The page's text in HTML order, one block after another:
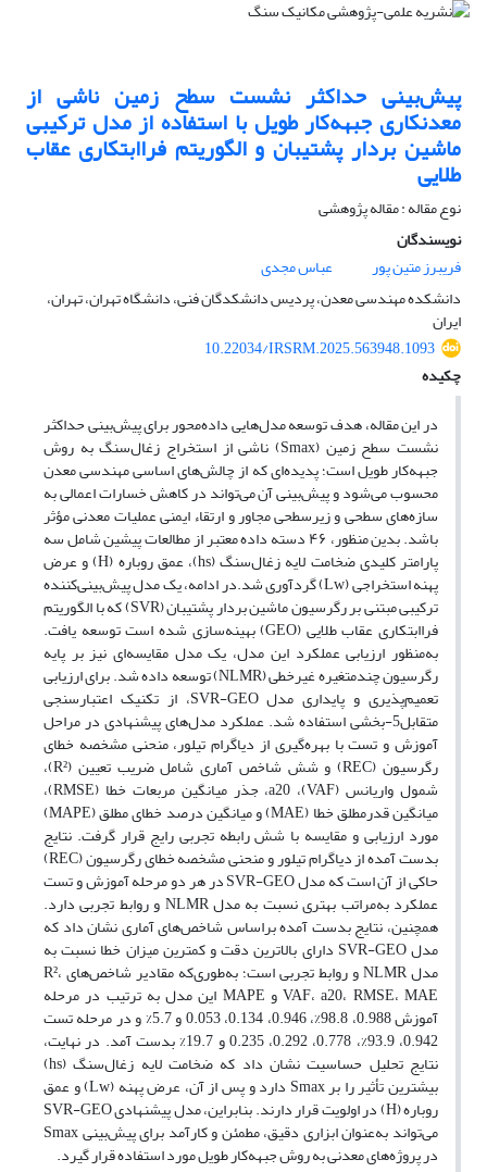
پیش‌بینی حداکثر نشست سطح زمین ناشی از
معدنکاری جبهه‌کار طویل با استفاده از مدل ترکیبی
ماشین بردار پشتیبان و الگوریتم فراابتکاری عقاب
طلایی
نوع مقاله : مقاله پژوهشی
نویسندگان
فریبرز متین پور
عباس مجدی
دانشکده مهندسی معدن، پردیس دانشکدگان فنی، دانشگاه تهران، تهران،
ایران
10.22034/IRSRM.2025.563948.1093
چکیده
در این مقاله، هدف توسعه مدل‌هایی داده‌محور برای پیش‌بینی حداکثر
نشست سطح زمین (Smax) ناشی از استخراج زغال‌سنگ به روش
جبهه‌کار طویل است؛ پدیده‌ای که از چالش‌های اساسی مهندسی معدن
محسوب می‌شود و پیش‌بینی آن می‌تواند در کاهش خسارات اعمالی به
سازه‌های سطحی و زیرسطحی مجاور و ارتقاء ایمنی عملیات معدنی مؤثر
باشد. بدین منظور، ۴۶ دسته داده معتبر از مطالعات پیشین شامل سه
پارامتر کلیدی ضخامت لایه زغال‌سنگ (hs)، عمق روباره (H) و عرض
پهنه استخراجی (Lw) گردآوری شد.در ادامه، یک مدل پیش‌بینی‌کننده
ترکیبی مبتنی بر رگرسیون ماشین بردار پشتیبان (SVR) که با الگوریتم
فراابتکاری عقاب طلایی (GEO) بهینه‌سازی شده است توسعه یافت.
به‌منظور ارزیابی عملکرد این مدل، یک مدل مقایسه‌ای نیز بر پایه
رگرسیون چندمتغیره غیرخطی (NLMR) توسعه داده شد. برای ارزیابی
تعمیم‌پذیری و پایداری مدل SVR-GEO، از تکنیک اعتبارسنجی
متقابل5-بخشی استفاده شد. عملکرد مدل‌های پیشنهادی در مراحل
آموزش و تست با بهره‌گیری از دیاگرام تیلور، منحنی مشخصه خطای
رگرسیون (REC) و شش شاخص آماری شامل ضریب تعیین (R²)،
شمول واریانس (VAF)، a20، جذر میانگین مربعات خطا (RMSE)،
میانگین قدرمطلق خطا (MAE) و میانگین درصد خطای مطلق (MAPE)
مورد ارزیابی و مقایسه با شش رابطه تجربی رایج قرار گرفت. نتایج
بدست آمده از دیاگرام تیلور و منحنی مشخصه خطای رگرسیون (REC)
حاکی از آن است که مدل SVR-GEO در هر دو مرحله آموزش و تست
عملکرد به‌مراتب بهتری نسبت به مدل NLMR و روابط تجربی دارد.
همچنین، نتایج بدست آمده براساس شاخص‌های آماری نشان داد که
مدل SVR-GEO دارای بالاترین دقت و کمترین میزان خطا نسبت به
مدل‌ NLMR و روابط تجربی است؛ به‌طوری‌که مقادیر شاخص‌های R²،
VAF، a20، RMSE، MAE و MAPE این مدل به ترتیب در مرحله
آموزش 0.988، 98.8%، 0.946، 0.134، 0.053 و 5.7% و در مرحله تست
0.942، 93.9%، 0.778، 0.292، 0.235 و 19.7% بدست آمد. در نهایت،
نتایج تحلیل حساسیت نشان داد که ضخامت لایه زغال‌سنگ (hs)
بیشترین تأثیر را بر Smax دارد و پس از آن، عرض پهنه (Lw) و عمق
روباره (H) در اولویت قرار دارند. بنابراین، مدل پیشنهادی SVR-GEO
می‌تواند به‌عنوان ابزاری دقیق، مطمئن و کارآمد برای پیش‌بینی Smax
در پروژه‌های معدنی به روش جبهه‌کار طویل مورد استفاده قرار گیرد.